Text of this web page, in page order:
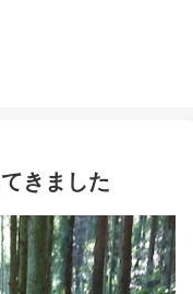
きました